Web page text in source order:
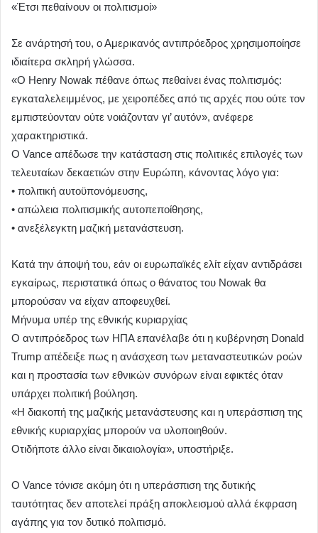
«Έτσι πεθαίνουν οι πολιτισμοί»
Σε ανάρτησή του, ο Αμερικανός αντιπρόεδρος χρησιμοποίησε
ιδιαίτερα σκληρή γλώσσα.
«Ο Henry Nowak πέθανε όπως πεθαίνει ένας πολιτισμός:
εγκαταλελειμμένος, με χειροπέδες από τις αρχές που ούτε τον
εμπιστεύονταν ούτε νοιάζονταν γι’ αυτόν», ανέφερε
χαρακτηριστικά.
Ο Vance απέδωσε την κατάσταση στις πολιτικές επιλογές των
τελευταίων δεκαετιών στην Ευρώπη, κάνοντας λόγο για:
• πολιτική αυτοϋπονόμευσης,
• απώλεια πολιτισμικής αυτοπεποίθησης,
• ανεξέλεγκτη μαζική μετανάστευση.
Κατά την άποψή του, εάν οι ευρωπαϊκές ελίτ είχαν αντιδράσει
εγκαίρως, περιστατικά όπως ο θάνατος του Nowak θα
μπορούσαν να είχαν αποφευχθεί.
Μήνυμα υπέρ της εθνικής κυριαρχίας
Ο αντιπρόεδρος των ΗΠΑ επανέλαβε ότι η κυβέρνηση Donald
Trump απέδειξε πως η ανάσχεση των μεταναστευτικών ροών
και η προστασία των εθνικών συνόρων είναι εφικτές όταν
υπάρχει πολιτική βούληση.
«Η διακοπή της μαζικής μετανάστευσης και η υπεράσπιση της
εθνικής κυριαρχίας μπορούν να υλοποιηθούν.
Οτιδήποτε άλλο είναι δικαιολογία», υποστήριξε.
Ο Vance τόνισε ακόμη ότι η υπεράσπιση της δυτικής
ταυτότητας δεν αποτελεί πράξη αποκλεισμού αλλά έκφραση
αγάπης για τον δυτικό πολιτισμό.